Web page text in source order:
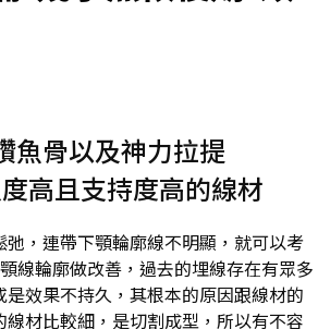
魚骨以及神力拉提
高且支持度高的線材
，連帶下顎輪廓線不明顯，就可以考
線輪廓做改善，過去的埋線存在有眾多
效果不持久，其根本的原因跟線材的
材比較細，是切割成型，所以有不容